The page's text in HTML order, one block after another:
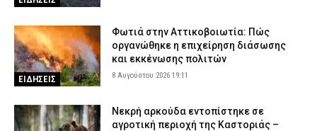
ΕΙΔΗΣΕΙΣ
Φωτιά στην Αττικοβοιωτία: Πώς
οργανώθηκε η επιχείρηση διάσωσης
και εκκένωσης πολιτών
8 Αυγούστου 2026 19:11
Νεκρή αρκούδα εντοπίστηκε σε
αγροτική περιοχή της Καστοριάς –